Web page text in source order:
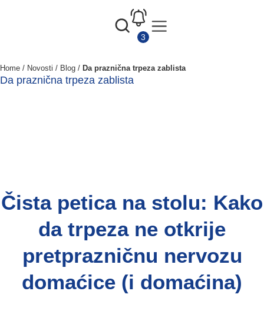
Home / Novosti / Blog / Da praznična trpeza zablista
Da praznična trpeza zablista
Čista petica na stolu: Kako
da trpeza ne otkrije
pretprazničnu nervozu
domaćice (i domaćina)